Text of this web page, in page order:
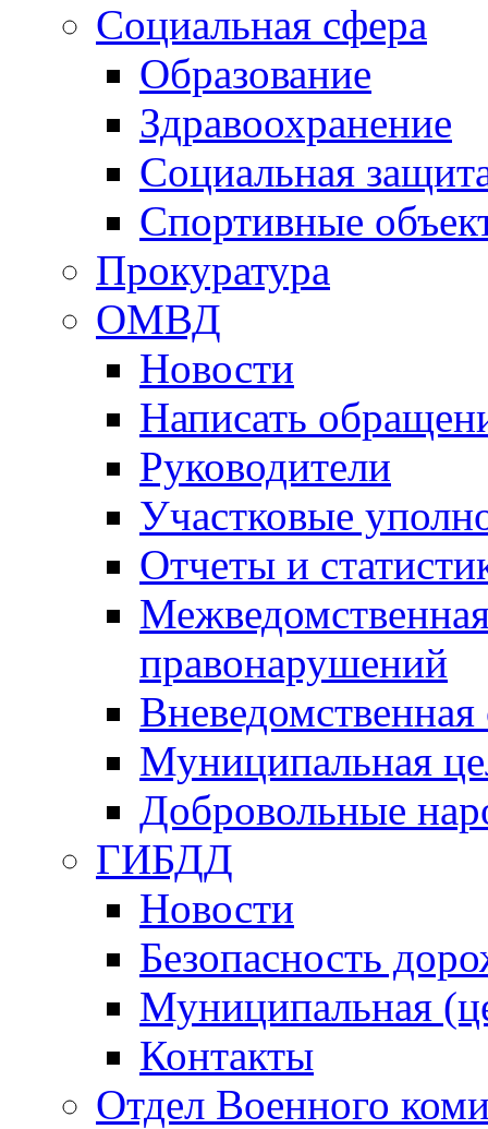
Социальная сфера
Образование
Здравоохранение
Социальная
Спортивные
Прокуратура
ОМВД
Новости
Написать
Руководители
Участковые
Отчеты и
правонарушений
Вневедомственная
Муниципальная
Добровольные
ГИБДД
Новости
Безопасность
Муниципальная
Контакты
Отдел Военного